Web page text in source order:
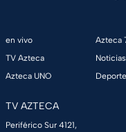
en vivo
TV Azteca
Azteca UNO
Azteca
Noticias
TV AZTECA
Periférico Sur 4121,